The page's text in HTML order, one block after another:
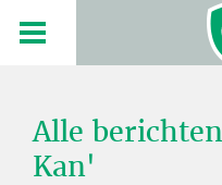
Alle
Kan'